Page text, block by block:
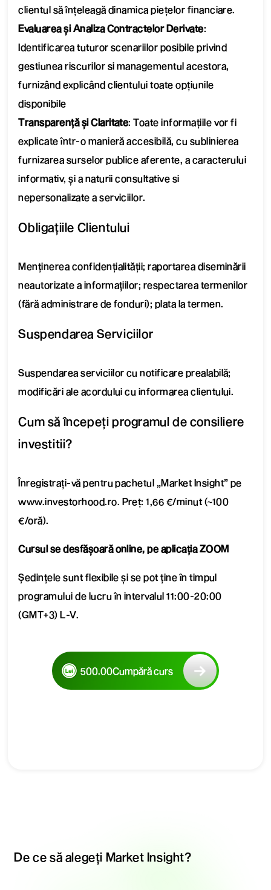
clientul să înțeleagă dinamica piețelor financiare.
Evaluarea și Analiza Contractelor Derivate:
Identificarea tuturor scenariilor posibile privind
gestiunea riscurilor si managementul acestora,
furnizând explicând clientului toate opțiunile
disponibile
Transparență și Claritate: Toate informațiile vor fi
explicate într-o manieră accesibilă, cu sublinierea
furnizarea surselor publice aferente, a caracterului
informativ, și a naturii consultative si
nepersonalizate a serviciilor.
Obligațiile Clientului
Menținerea confidențialității; raportarea diseminării
neautorizate a informațiilor; respectarea termenilor
(fără administrare de fonduri); plata la termen.
Suspendarea Serviciilor
Suspendarea serviciilor cu notificare prealabilă;
modificări ale acordului cu informarea clientului.
Cum să începeți programul de consiliere
investitii?
Înregistrați-vă pentru pachetul „Market Insight” pe
www.investorhood.ro. Preț: 1,66 €/minut (~100
€/oră).
Cursul se desfășoară online, pe aplicația ZOOM
Ședințele sunt flexibile și se pot ține în timpul
programului de lucru în intervalul 11:00-20:00
(GMT+3) L-V.
500.00Cumpără curs
De ce să alegeți Market Insight?